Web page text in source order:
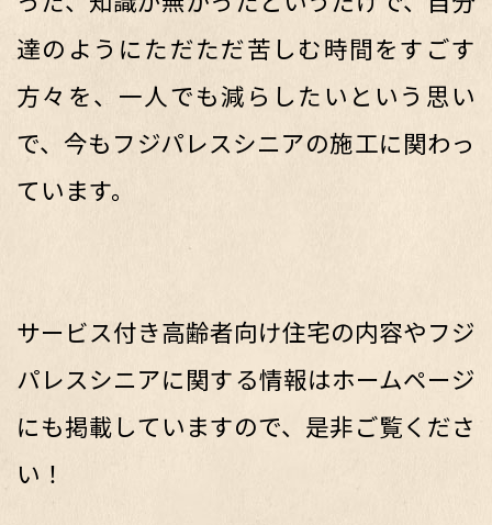
達のようにただただ苦しむ時間をすごす
方々を、一人でも減らしたいという思い
で、今もフジパレスシニアの施工に関わっ
ています。
サービス付き高齢者向け住宅の内容やフジ
パレスシニアに関する情報はホームページ
にも掲載していますので、是非ご覧くださ
い！